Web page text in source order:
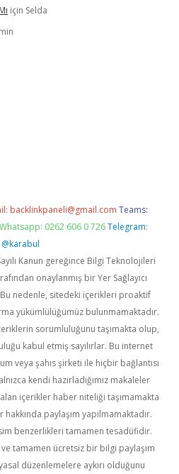
için Selda
backlinkpaneli@gmail.com Teams:
Whatsapp: 0262 606 0 726 Telegram:
@karabul
Kanun gereğince Bilgi Teknolojileri
onaylanmış bir Yer Sağlayıcı
nedenle, sitedeki içerikleri proaktif
yükümlülüğümüz bulunmamaktadır.
sorumluluğunu taşımakta olup,
kabul etmiş sayılırlar. Bu internet
veya şahıs şirketi ile hiçbir bağlantısı
kendi hazırladığımız makaleler
içerikler haber niteliği taşımamakta
paylaşım yapılmamaktadır.
benzerlikleri tamamen tesadüfidir.
tamamen ücretsiz bir bilgi paylaşım
düzenlemelere aykırı olduğunu